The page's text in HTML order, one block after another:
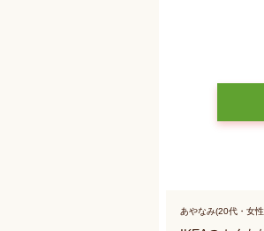
あやなみ(20代・女